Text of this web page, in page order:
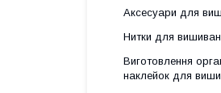
Аксесуари для
Нитки для
Виготовлення
наклейок для